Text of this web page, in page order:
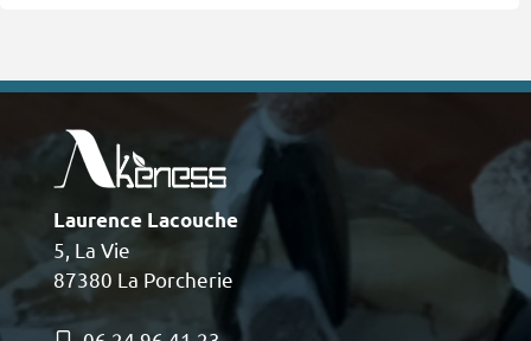
Laurence Lacouche
5, La Vie
87380 La Porcherie